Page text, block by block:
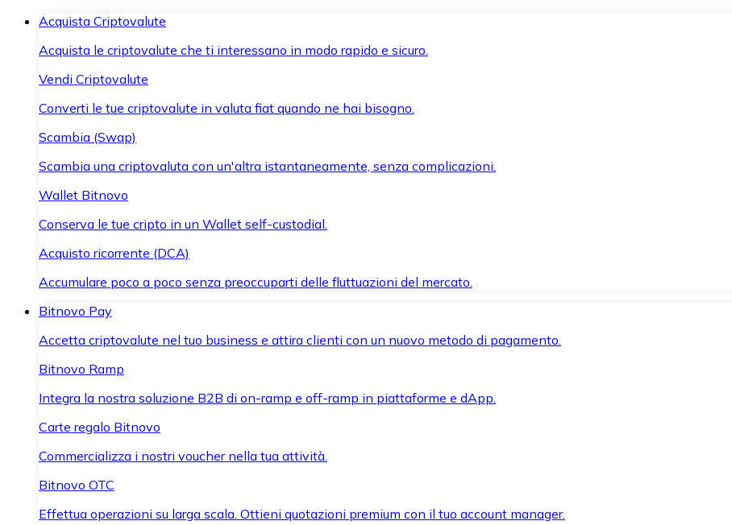
Acquista Criptovalute
Acquista le criptovalute che ti interessano in modo rapido e sicuro.
Vendi Criptovalute
Converti le tue criptovalute in valuta fiat quando ne hai bisogno.
Scambia (Swap)
Scambia una criptovaluta con un'altra istantaneamente, senza complicazioni.
Wallet Bitnovo
Conserva le tue cripto in un Wallet self-custodial.
Acquisto ricorrente (DCA)
Accumulare poco a poco senza preoccuparti delle fluttuazioni del mercato.
Bitnovo Pay
Accetta criptovalute nel tuo business e attira clienti con un nuovo metodo di pagamento.
Bitnovo Ramp
Integra la nostra soluzione B2B di on-ramp e off-ramp in piattaforme e dApp.
Carte regalo Bitnovo
Commercializza i nostri voucher nella tua attività.
Bitnovo OTC
Effettua operazioni su larga scala. Ottieni quotazioni premium con il tuo account manager.